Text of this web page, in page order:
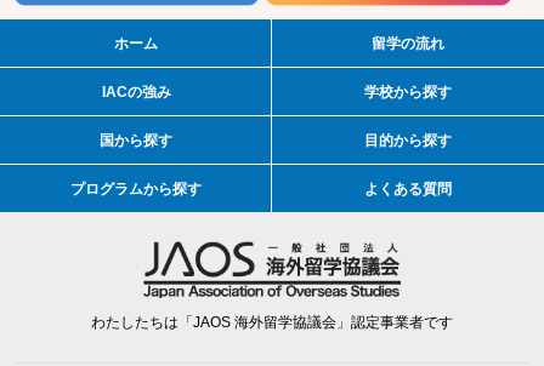
ホーム 留学の流れ
IACの強み 学校から探す
国から探す 目的から探す
プログラムから探す よくある質問
わたしたちは「JAOS 海外留学協議会」認定事業者です